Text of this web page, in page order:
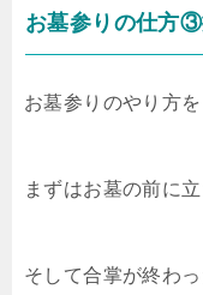
お墓参りの仕方
お墓参りのやり方
まずはお墓の前に
そして合掌が終わ